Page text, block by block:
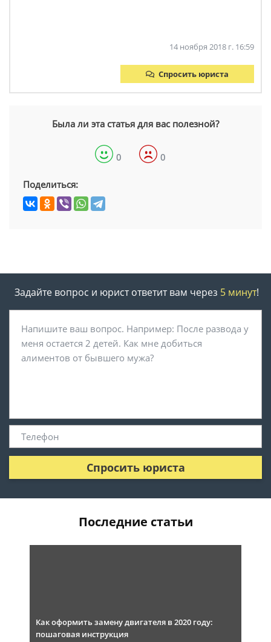
14 ноября 2018 г. 16:59
Спросить юриста
Была ли эта статья для вас полезной?
0 0
Поделиться:
Задайте вопрос и юрист ответит вам через 5 минут!
Спросить юриста
Последние статьи
Как оформить замену двигателя в 2020 году:
пошаговая инструкция